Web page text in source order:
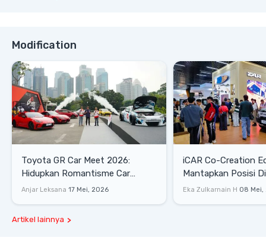
Modification
Toyota GR Car Meet 2026:
Hidupkan Romantisme Car
Culture Era 90-an
Anjar Leksana 17 Mei, 2026
iCAR Co-Creation
Mantapkan Posisi
Gaya Hidup
Eka Zulkarnain H 08 Mei,
Artikel lainnya